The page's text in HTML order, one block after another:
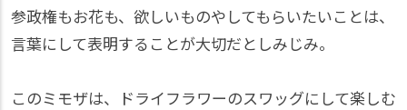
参政権もお花も、欲しいものやしてもらいたいことは、
言葉にして表明することが大切だとしみじみ。
このミモザは、ドライフラワーのスワッグにして楽しむ